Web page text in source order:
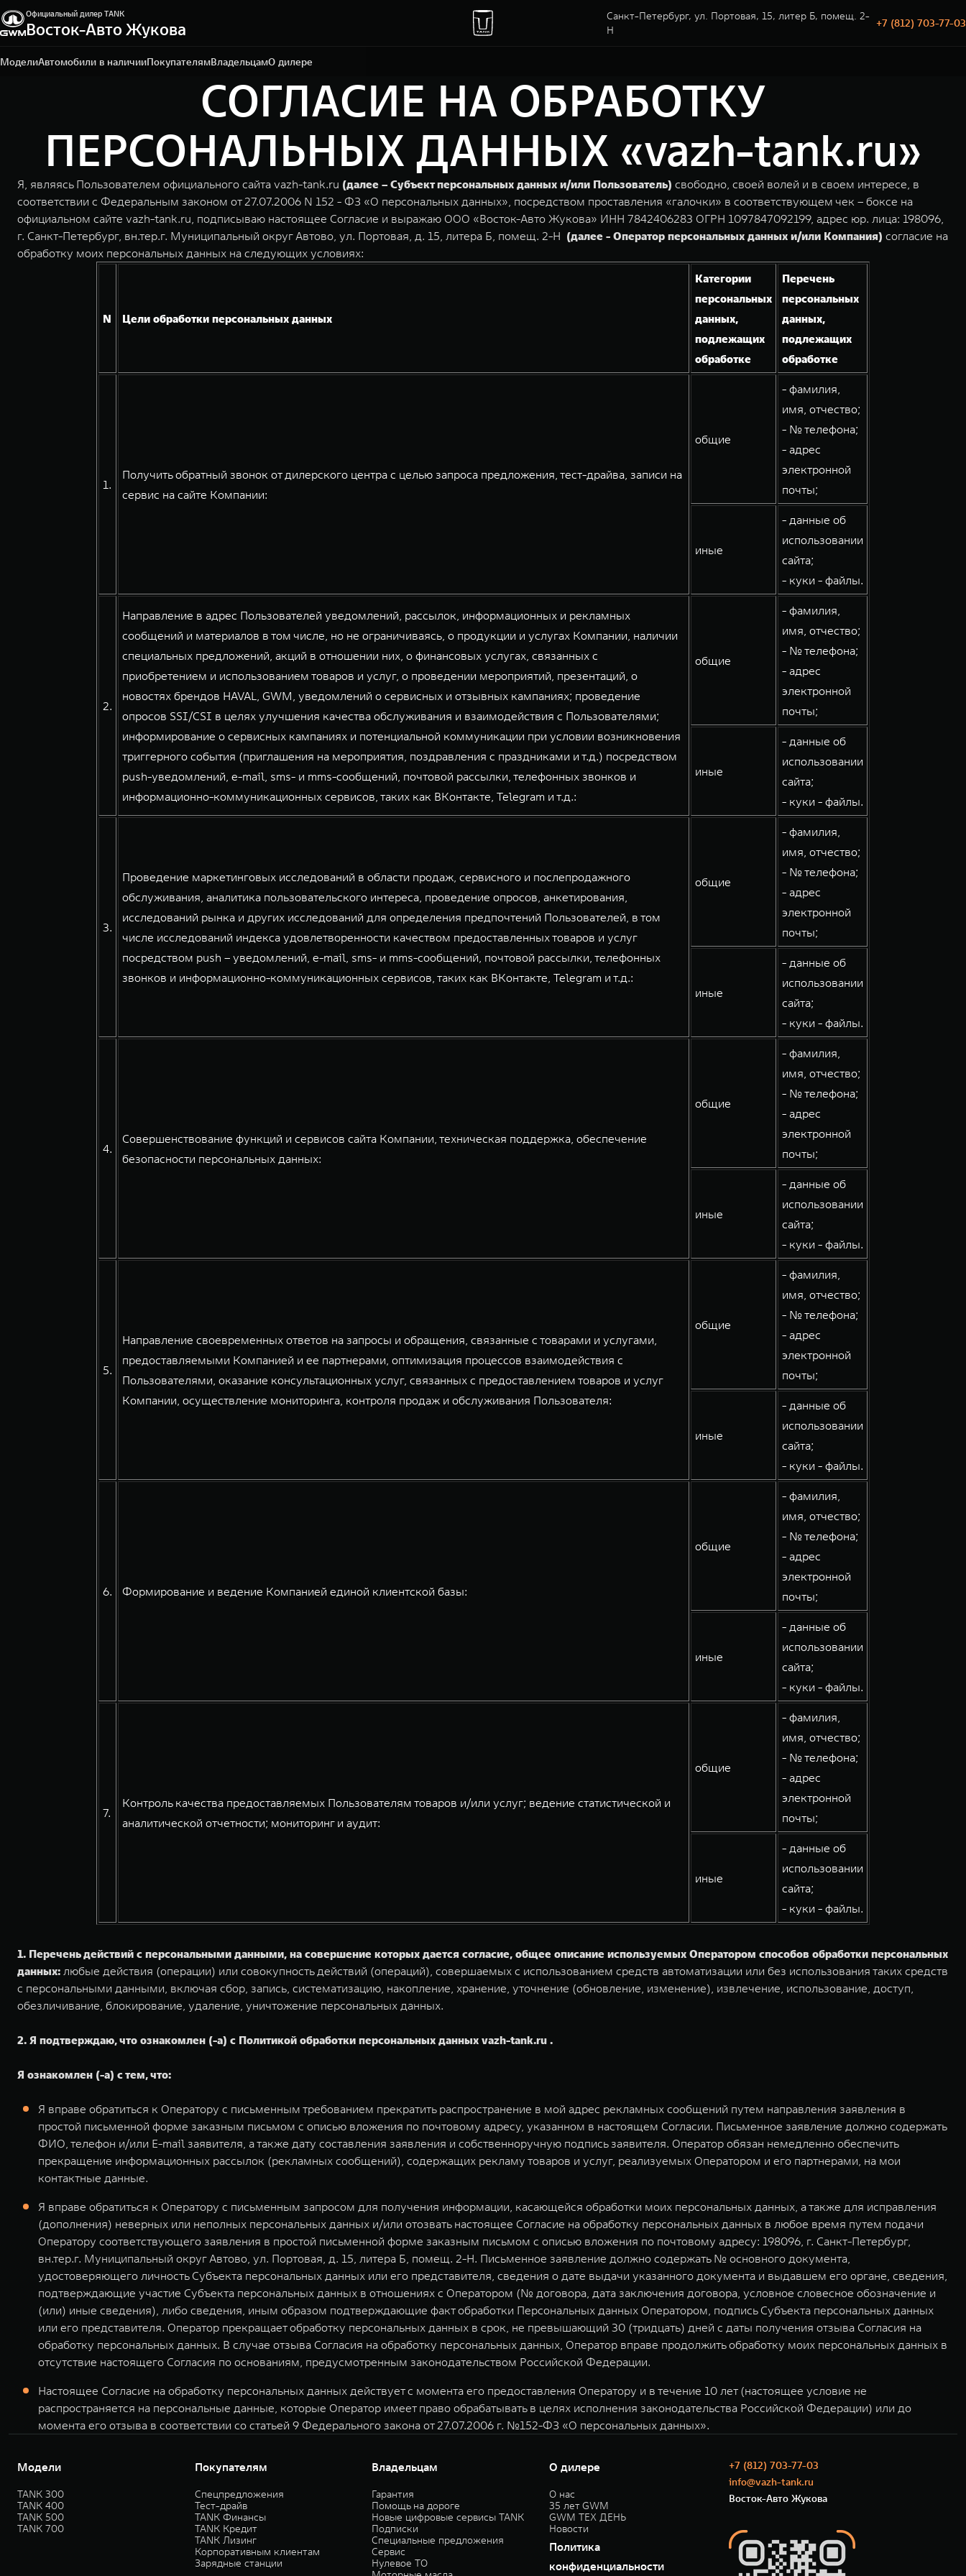
Официальный дилер TANK
Восток-Авто Жукова
Санкт-Петербург, ул. Портовая, 15, литер Б, помещ. 2-
Н
+7 (812) 703-77-03
МоделиАвтомобили в наличииПокупателямВладельцамО дилере
Санкт-Петербург, ул. Портовая, 15, литер Б, помещ. 2-
Н
+7 (812) 703-77-03
СОГЛАСИЕ НА ОБРАБОТКУ
ПЕРСОНАЛЬНЫХ ДАННЫХ «vazh-tank.ru»
Я, являясь Пользователем официального сайта vazh-tank.ru (далее – Субъект персональных данных и/или Пользователь) свободно, своей волей и в своем интересе, в
соответствии с Федеральным законом от 27.07.2006 N 152 - ФЗ «О персональных данных», посредством проставления «галочки» в соответствующем чек – боксе на
официальном сайте vazh-tank.ru, подписываю настоящее Согласие и выражаю ООО «Восток-Авто Жукова» ИНН 7842406283 ОГРН 1097847092199, адрес юр. лица: 198096,
г. Санкт-Петербург, вн.тер.г. Муниципальный округ Автово, ул. Портовая, д. 15, литера Б, помещ. 2-Н (далее - Оператор персональных данных и/или Компания) согласие на
обработку моих персональных данных на следующих условиях:
N Цели обработки персональных данных
Категории
персональных
данных,
подлежащих
обработке
Перечень
персональных
данных,
подлежащих
обработке
1.
Получить обратный звонок от дилерского центра с целью запроса предложения, тест-драйва, записи на
сервис на сайте Компании:
общие
- фамилия,
имя, отчество;
- № телефона;
- адрес
электронной
почты;
иные
- данные об
использовании
сайта;
- куки - файлы.
2.
Направление в адрес Пользователей уведомлений, рассылок, информационных и рекламных
сообщений и материалов в том числе, но не ограничиваясь, о продукции и услугах Компании, наличии
специальных предложений, акций в отношении них, о финансовых услугах, связанных с
приобретением и использованием товаров и услуг, о проведении мероприятий, презентаций, о
новостях брендов HAVAL, GWM, уведомлений о сервисных и отзывных кампаниях; проведение
опросов SSI/CSI в целях улучшения качества обслуживания и взаимодействия с Пользователями;
информирование о сервисных кампаниях и потенциальной коммуникации при условии возникновения
триггерного события (приглашения на мероприятия, поздравления с праздниками и т.д.) посредством
push-уведомлений, e-mail, sms- и mms-сообщений, почтовой рассылки, телефонных звонков и
информационно-коммуникационных сервисов, таких как ВКонтакте, Telegram и т.д.:
общие
- фамилия,
имя, отчество;
- № телефона;
- адрес
электронной
почты;
иные
- данные об
использовании
сайта;
- куки - файлы.
3.
Проведение маркетинговых исследований в области продаж, сервисного и послепродажного
обслуживания, аналитика пользовательского интереса, проведение опросов, анкетирования,
исследований рынка и других исследований для определения предпочтений Пользователей, в том
числе исследований индекса удовлетворенности качеством предоставленных товаров и услуг
посредством push – уведомлений, e-mail, sms- и mms-сообщений, почтовой рассылки, телефонных
звонков и информационно-коммуникационных сервисов, таких как ВКонтакте, Telegram и т.д.:
общие
- фамилия,
имя, отчество;
- № телефона;
- адрес
электронной
почты;
иные
- данные об
использовании
сайта;
- куки - файлы.
4.
Совершенствование функций и сервисов сайта Компании, техническая поддержка, обеспечение
безопасности персональных данных:
общие
- фамилия,
имя, отчество;
- № телефона;
- адрес
электронной
почты;
иные
- данные об
использовании
сайта;
- куки - файлы.
5.
Направление своевременных ответов на запросы и обращения, связанные с товарами и услугами,
предоставляемыми Компанией и ее партнерами, оптимизация процессов взаимодействия с
Пользователями, оказание консультационных услуг, связанных с предоставлением товаров и услуг
Компании, осуществление мониторинга, контроля продаж и обслуживания Пользователя:
общие
- фамилия,
имя, отчество;
- № телефона;
- адрес
электронной
почты;
иные
- данные об
использовании
сайта;
- куки - файлы.
6. Формирование и ведение Компанией единой клиентской базы:
общие
- фамилия,
имя, отчество;
- № телефона;
- адрес
электронной
почты;
иные
- данные об
использовании
сайта;
- куки - файлы.
7.
Контроль качества предоставляемых Пользователям товаров и/или услуг; ведение статистической и
аналитической отчетности; мониторинг и аудит:
общие
- фамилия,
имя, отчество;
- № телефона;
- адрес
электронной
почты;
иные
- данные об
использовании
сайта;
- куки - файлы.
1. Перечень действий с персональными данными, на совершение которых дается согласие, общее описание используемых Оператором способов обработки персональных
данных: любые действия (операции) или совокупность действий (операций), совершаемых с использованием средств автоматизации или без использования таких средств
с персональными данными, включая сбор, запись, систематизацию, накопление, хранение, уточнение (обновление, изменение), извлечение, использование, доступ,
обезличивание, блокирование, удаление, уничтожение персональных данных.
2. Я подтверждаю, что ознакомлен (-а) с Политикой обработки персональных данных vazh-tank.ru .
Я ознакомлен (-а) с тем, что:
Я вправе обратиться к Оператору с письменным требованием прекратить распространение в мой адрес рекламных сообщений путем направления заявления в
простой письменной форме заказным письмом с описью вложения по почтовому адресу, указанном в настоящем Согласии. Письменное заявление должно содержать
ФИО, телефон и/или E-mail заявителя, а также дату составления заявления и собственноручную подпись заявителя. Оператор обязан немедленно обеспечить
прекращение информационных рассылок (рекламных сообщений), содержащих рекламу товаров и услуг, реализуемых Оператором и его партнерами, на мои
контактные данные.
Я вправе обратиться к Оператору с письменным запросом для получения информации, касающейся обработки моих персональных данных, а также для исправления
(дополнения) неверных или неполных персональных данных и/или отозвать настоящее Согласие на обработку персональных данных в любое время путем подачи
Оператору соответствующего заявления в простой письменной форме заказным письмом с описью вложения по почтовому адресу: 198096, г. Санкт-Петербург,
вн.тер.г. Муниципальный округ Автово, ул. Портовая, д. 15, литера Б, помещ. 2-Н. Письменное заявление должно содержать № основного документа,
удостоверяющего личность Субъекта персональных данных или его представителя, сведения о дате выдачи указанного документа и выдавшем его органе, сведения,
подтверждающие участие Субъекта персональных данных в отношениях с Оператором (№ договора, дата заключения договора, условное словесное обозначение и
(или) иные сведения), либо сведения, иным образом подтверждающие факт обработки Персональных данных Оператором, подпись Субъекта персональных данных
или его представителя. Оператор прекращает обработку персональных данных в срок, не превышающий 30 (тридцать) дней с даты получения отзыва Согласия на
обработку персональных данных. В случае отзыва Согласия на обработку персональных данных, Оператор вправе продолжить обработку моих персональных данных в
отсутствие настоящего Согласия по основаниям, предусмотренным законодательством Российской Федерации.
Настоящее Согласие на обработку персональных данных действует с момента его предоставления Оператору и в течение 10 лет (настоящее условие не
распространяется на персональные данные, которые Оператор имеет право обрабатывать в целях исполнения законодательства Российской Федерации) или до
момента его отзыва в соответствии со статьей 9 Федерального закона от 27.07.2006 г. №152-ФЗ «О персональных данных».
Модели
TANK 300
TANK 400
TANK 500
TANK 700
Покупателям
Спецпредложения
Тест-драйв
TANK Финансы
TANK Кредит
TANK Лизинг
Корпоративным клиентам
Зарядные станции
Владельцам
Гарантия
Помощь на дороге
Новые цифровые сервисы TANK
Подписки
Специальные предложения
Сервис
Нулевое ТО
О дилере
О нас
35 лет GWM
GWM ТЕХ ДЕНЬ
Новости
Политика
конфиденциальности
+7 (812) 703-77-03
info@vazh-tank.ru
Восток-Авто Жукова